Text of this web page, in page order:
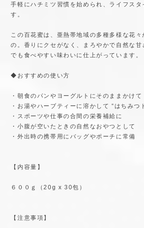
手軽にハチミツ習慣を始められ、ライフス
す。
この百花蜜は、亜熱帯地域の多種多様な花々
の。香りにクセがなく、まろやかで自然な甘
でも食べやすい味わいに仕上がっています。
◆おすすめの使い方
・朝食のパンやヨーグルトにそのままかけて
・お湯やハーブティーに溶かして “はちみつ
・スポーツや仕事の合間の栄養補給に
・小腹が空いたときの自然なおやつとして
・外出時の携帯用にバッグやポーチに常備
【内容量】
６００ｇ（20g x 30包）
【注意事項】